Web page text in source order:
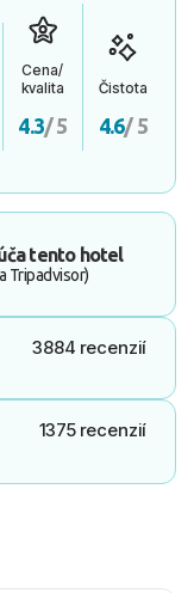
Cena/
kvalita
4.3/ 5
Čistota
4.6/ 5
tento hotel
Tripadvisor)
3884 recenzií
1375 recenzií